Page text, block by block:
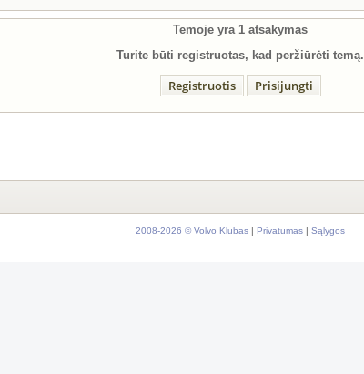
Temoje yra 1 atsakymas
Turite būti registruotas, kad peržiūrėti temą.
Registruotis Prisijungti
2008-2026 © Volvo Klubas | Privatumas | Sąlygos